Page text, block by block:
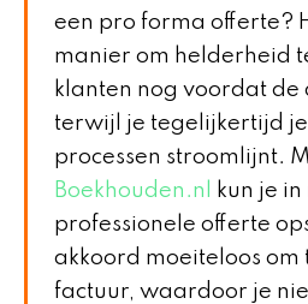
een pro forma offerte?
manier om helderheid
klanten nog voordat de
terwijl je tegelijkertijd
processen stroomlijnt.
Boekhouden.nl
kun je
professionele offerte
akkoord moeiteloos om
factuur, waardoor je